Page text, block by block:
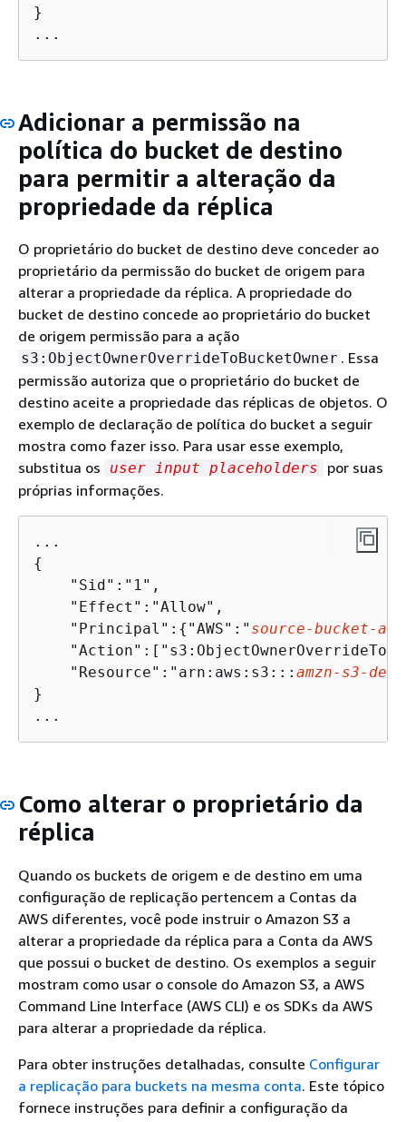
}
...
Adicionar a permissão na
política do bucket de destino
para permitir a alteração da
propriedade da réplica
O proprietário do bucket de destino deve conceder ao
proprietário da permissão do bucket de origem para
alterar a propriedade da réplica. A propriedade do
bucket de destino concede ao proprietário do bucket
de origem permissão para a ação
s3:ObjectOwnerOverrideToBucketOwner . Essa
permissão autoriza que o proprietário do bucket de
destino aceite a propriedade das réplicas de objetos. O
exemplo de declaração de política do bucket a seguir
mostra como fazer isso. Para usar esse exemplo,
substitua os
user input placeholders
por suas
próprias informações.
{
    "Sid":"1",
    "Effect":"Allow",
    "Principal":
{ "AWS":" source-bucket-
    "Resource":"arn:aws:s3:::
amzn-s3-
}
...
Como alterar o proprietário da
réplica
Quando os buckets de origem e de destino em uma
configuração de replicação pertencem a Contas da
AWS diferentes, você pode instruir o Amazon S3 a
alterar a propriedade da réplica para a Conta da AWS
que possui o bucket de destino. Os exemplos a seguir
mostram como usar o console do Amazon S3, a AWS
Command Line Interface (AWS CLI) e os SDKs da AWS
para alterar a propriedade da réplica.
Para obter instruções detalhadas, consulte Configurar
a replicação para buckets na mesma conta. Este tópico
fornece instruções para definir a configuração da